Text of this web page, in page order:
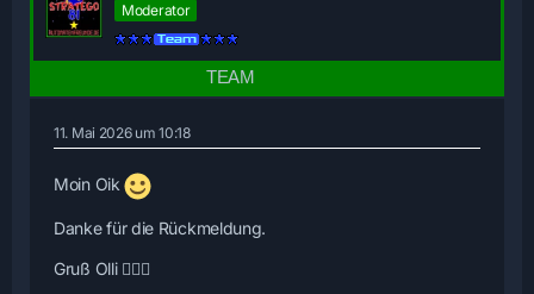
Moderator
11. Mai 2026 um 10:18
Moin Oik
Danke für die Rückmeldung.
Gruß Olli 🙋🏻‍♂️